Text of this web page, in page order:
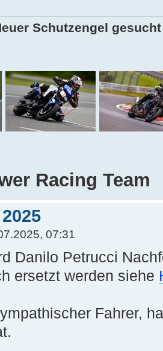
Schutzengel
Racing Team
07:31
Danilo Petrucci
ersetzt werden siehe
Fahrer,